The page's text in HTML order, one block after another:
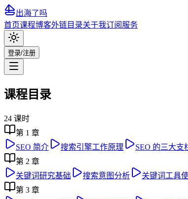
出海了吗
首页课程博客外链目录关于我订阅服务
登录/注册
课程目录
24 课时
第 1 章
SEO 简介
搜索引擎工作原理 SEO 的三大支
第 2 章
关键词研究基础
搜索意图分析 关键词工具
第 3 章